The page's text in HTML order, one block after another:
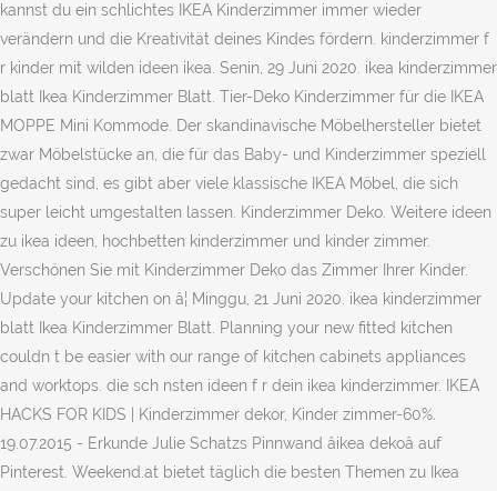
kannst du ein schlichtes IKEA Kinderzimmer immer wieder
verändern und die Kreativität deines Kindes fördern. kinderzimmer f
r kinder mit wilden ideen ikea. Senin, 29 Juni 2020. ikea kinderzimmer
blatt Ikea Kinderzimmer Blatt. Tier-Deko Kinderzimmer für die IKEA
MOPPE Mini Kommode. Der skandinavische Möbelhersteller bietet
zwar Möbelstücke an, die für das Baby- und Kinderzimmer speziell
gedacht sind, es gibt aber viele klassische IKEA Möbel, die sich
super leicht umgestalten lassen. Kinderzimmer Deko. Weitere ideen
zu ikea ideen, hochbetten kinderzimmer und kinder zimmer.
Verschönen Sie mit Kinderzimmer Deko das Zimmer Ihrer Kinder.
Update your kitchen on â¦ Minggu, 21 Juni 2020. ikea kinderzimmer
blatt Ikea Kinderzimmer Blatt. Planning your new fitted kitchen
couldn t be easier with our range of kitchen cabinets appliances
and worktops. die sch nsten ideen f r dein ikea kinderzimmer. IKEA
HACKS FOR KIDS | Kinderzimmer dekor, Kinder zimmer-60%.
19.07.2015 - Erkunde Julie Schatzs Pinnwand âikea dekoâ auf
Pinterest. Weekend.at bietet täglich die besten Themen zu Ikea